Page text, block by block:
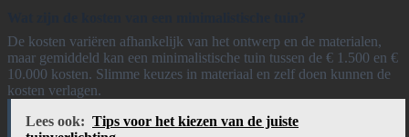
De kosten variëren afhankelijk van het ontwerp en de materialen,
maar gemiddeld kan een minimalistische tuin tussen de € 1.500 en €
10.000 kosten. Slimme keuzes in materiaal en zelf doen kunnen de
kosten verlagen.
Lees ook: Tips voor het kiezen van de juiste